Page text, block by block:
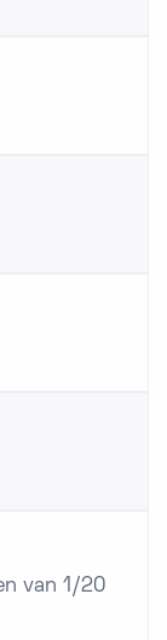
van 1/20